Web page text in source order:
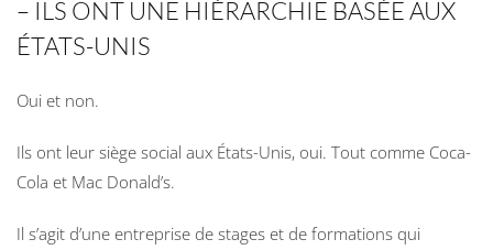
– ILS ONT UNE HIÉRARCHIE BASÉE AUX
ÉTATS-UNIS
Oui et non.
Ils ont leur siège social aux États-Unis, oui. Tout comme Coca-
Cola et Mac Donald’s.
Il s’agit d’une entreprise de stages et de formations qui